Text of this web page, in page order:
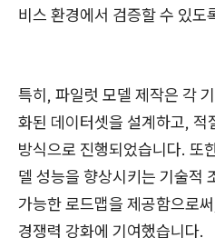
비스 환경에서 검증할 수 있도
특히, 파일럿 모델 제작은 각
화된 데이터셋을 설계하고, 적
방식으로 진행되었습니다. 또
델 성능을 향상시키는 기술적
가능한 로드맵을 제공함으로
경쟁력 강화에 기여했습니다.